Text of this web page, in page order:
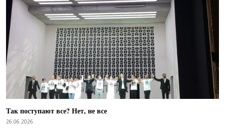
Так поступают все? Нет, не все
26.06.2026